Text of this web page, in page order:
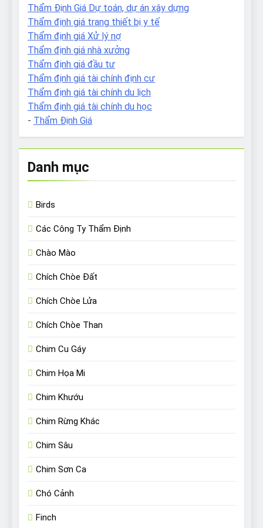
Thẩm Định Giá Dự toán, dự án xây dựng
Thẩm định giá trang thiết bị y tế
Thẩm định giá Xử lý nợ
Thẩm định giá nhà xưởng
Thẩm định giá đầu tư
Thẩm định giá tài chính định cư
Thẩm định giá tài chính du lịch
Thẩm định giá tài chính du học
- Thẩm Định Giá
Danh mục
Birds
Các Công Ty Thẩm Định
Chào Mào
Chích Chòe Đất
Chích Chòe Lửa
Chích Chòe Than
Chim Cu Gáy
Chim Họa Mi
Chim Khướu
Chim Rừng Khác
Chim Sâu
Chim Sơn Ca
Chó Cảnh
Finch